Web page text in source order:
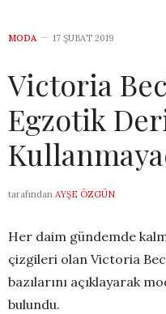
MODA 17 ŞUBAT 2019
Victoria
Egzotik
tarafından AYŞE ÖZGÜN
Her daim gündemde
çizgileri olan Victoria
bazılarını açıklayarak
bulundu.